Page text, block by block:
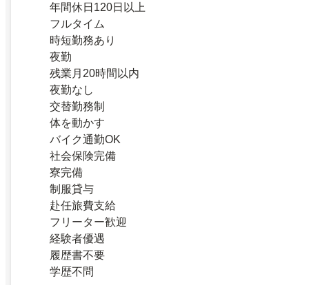
年間休日120日以上
フルタイム
時短勤務あり
夜勤
残業月20時間以内
夜勤なし
交替勤務制
体を動かす
バイク通勤OK
社会保険完備
寮完備
制服貸与
赴任旅費支給
フリーター歓迎
経験者優遇
履歴書不要
学歴不問